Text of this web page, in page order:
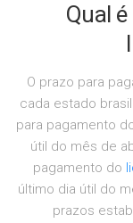
Qual
O prazo para
cada estado
para pagamento
útil do mês de
pagamento do
último dia útil do
prazos